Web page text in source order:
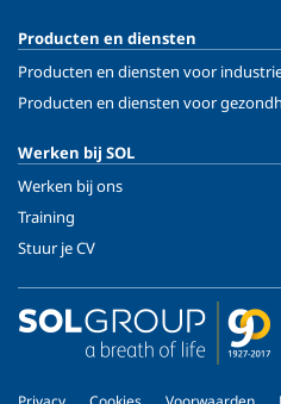
Producten en diensten
Producten en diensten voor
Producten en diensten voor
Werken bij SOL
Werken bij ons
Training
Stuur je CV